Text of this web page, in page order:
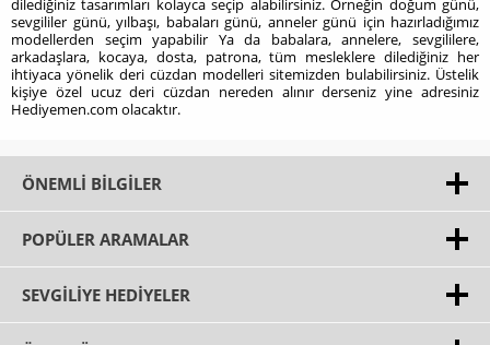
dilediğiniz tasarımları kolayca seçip alabilirsiniz. Örneğin doğum günü,
sevgililer günü, yılbaşı, babaları günü, anneler günü için hazırladığımız
modellerden seçim yapabilir Ya da babalara, annelere, sevgililere,
arkadaşlara, kocaya, dosta, patrona, tüm mesleklere dilediğiniz her
ihtiyaca yönelik deri cüzdan modelleri sitemizden bulabilirsiniz. Üstelik
kişiye özel ucuz deri cüzdan nereden alınır derseniz yine adresiniz
Hediyemen.com olacaktır.
ÖNEMLI BILGILER
POPÜLER ARAMALAR
SEVGILIYE HEDIYELER